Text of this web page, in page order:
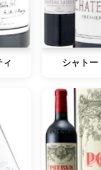
ィ シャトー